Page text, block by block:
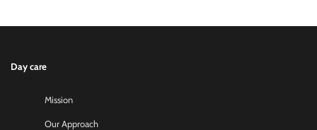
Day care
Mission
Our Approach